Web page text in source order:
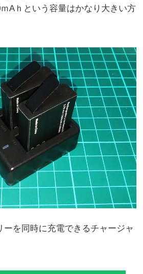
Aｈという容量はかなり大きい方
ーを同時に充電できるチャージャ